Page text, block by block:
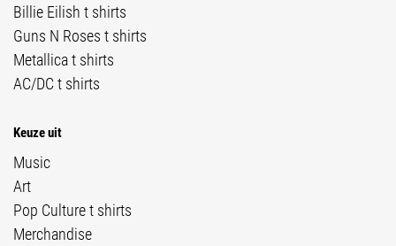
Billie Eilish t shirts
Guns N Roses t shirts
Metallica t shirts
AC/DC t shirts
Keuze uit
Music
Art
Pop Culture t shirts
Merchandise